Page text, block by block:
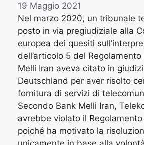
19 Maggio 2021
Nel marzo 2020, un tribunale
posto in via pregiudiziale alla
europea dei quesiti
dell’articolo 5 del
Melli Iran aveva citato in
Deutschland per aver risolto
fornitura di servizi di
Secondo Bank Melli Iran,
avrebbe violato il
poiché ha motivato la